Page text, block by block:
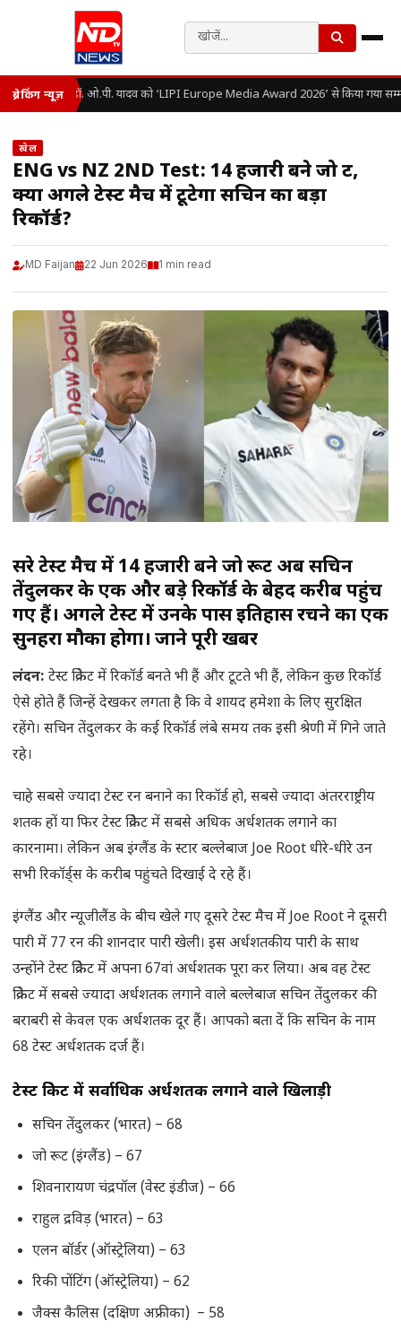
ब्रेकिंग न्यूज़ डॉ. ओ.पी. यादव को ‘LIPI Europe Media Award 2026’ से किया गया
खेल
ENG vs NZ 2ND Test: 14 हजारी बने जो रूट,
क्या अगले टेस्ट मैच में टूटेगा सचिन का बड़ा
रिकॉर्ड?
MD Faijan 22 Jun 2026 1 min read
दूसरे टेस्ट मैच में 14 हजारी बने जो रूट अब सचिन
तेंदुलकर के एक और बड़े रिकॉर्ड के बेहद करीब पहुंच
गए हैं। अगले टेस्ट में उनके पास इतिहास रचने का एक
सुनहरा मौका होगा। जाने पूरी खबर
लंदन: टेस्ट क्रिकेट में रिकॉर्ड बनते भी हैं और टूटते भी हैं, लेकिन कुछ रिकॉर्ड
ऐसे होते हैं जिन्हें देखकर लगता है कि वे शायद हमेशा के लिए सुरक्षित
रहेंगे। सचिन तेंदुलकर के कई रिकॉर्ड लंबे समय तक इसी श्रेणी में गिने जाते
रहे।
चाहे सबसे ज्यादा टेस्ट रन बनाने का रिकॉर्ड हो, सबसे ज्यादा अंतरराष्ट्रीय
शतक हों या फिर टेस्ट क्रिकेट में सबसे अधिक अर्धशतक लगाने का
कारनामा। लेकिन अब इंग्लैंड के स्टार बल्लेबाज Joe Root धीरे-धीरे उन
सभी रिकॉर्ड्स के करीब पहुंचते दिखाई दे रहे हैं।
इंग्लैंड और न्यूजीलैंड के बीच खेले गए दूसरे टेस्ट मैच में Joe Root ने दूसरी
पारी में 77 रन की शानदार पारी खेली। इस अर्धशतकीय पारी के साथ
उन्होंने टेस्ट क्रिकेट में अपना 67वां अर्धशतक पूरा कर लिया। अब वह टेस्ट
क्रिकेट में सबसे ज्यादा अर्धशतक लगाने वाले बल्लेबाज सचिन तेंदुलकर की
बराबरी से केवल एक अर्धशतक दूर हैं। आपको बता दें कि सचिन के नाम
68 टेस्ट अर्धशतक दर्ज हैं।
टेस्ट क्रिकेट में सर्वाधिक अर्धशतक लगाने वाले खिलाड़ी
सचिन तेंदुलकर (भारत) – 68
जो रूट (इंग्लैंड) – 67
शिवनारायण चंद्रपॉल (वेस्ट इंडीज) – 66
राहुल द्रविड़ (भारत) – 63
एलन बॉर्डर (ऑस्ट्रेलिया) – 63
रिकी पोंटिंग (ऑस्ट्रेलिया) – 62
जैक्स कैलिस (दक्षिण अफ्रीका) – 58